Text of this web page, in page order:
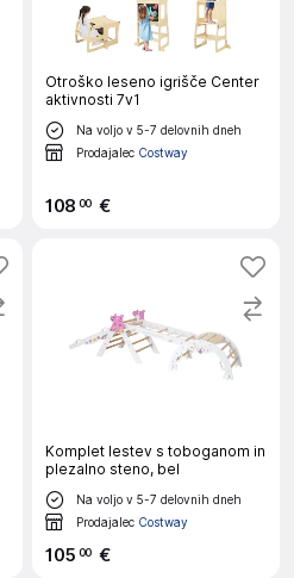
Otroško leseno igrišče Center
aktivnosti 7v1
Na voljo v 5-7 delovnih dneh
Prodajalec Costway
108 00 €
Komplet lestev s toboganom in
plezalno steno, bel
Na voljo v 5-7 delovnih dneh
Prodajalec Costway
105 00 €